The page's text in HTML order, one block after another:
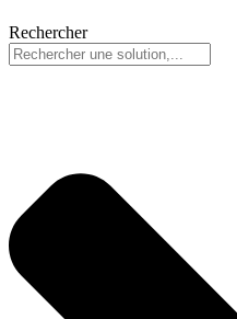
Rechercher